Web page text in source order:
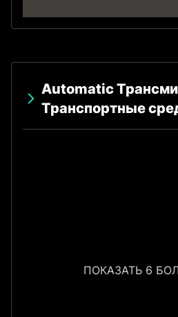
Automatic
Транспортные
ПОКАЗАТЬ 6